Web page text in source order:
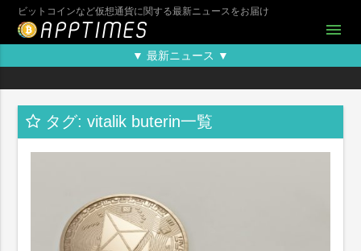
ビットコインなど仮想通貨に関する最新ニュースをお届け
menu
▼ 最新ニュース ▼
タグ: vitalik buterin一覧